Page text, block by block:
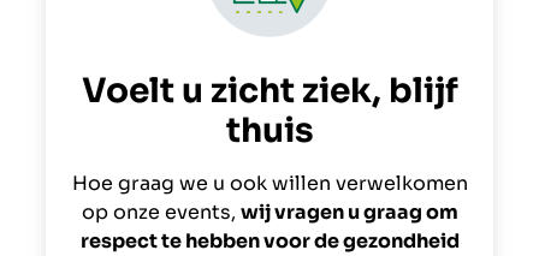
Voelt u zicht ziek, blijf
thuis
Hoe graag we u ook willen verwelkomen
op onze events, wij vragen u graag om
respect te hebben voor de gezondheid